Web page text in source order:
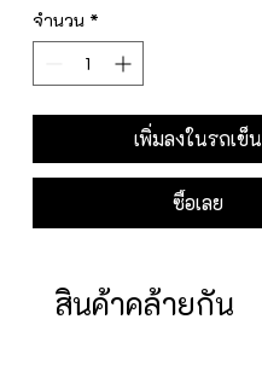
จำนวน *
เพิ่มลงในรถเข็น
ซื้อเลย
สินค้าคล้ายกัน